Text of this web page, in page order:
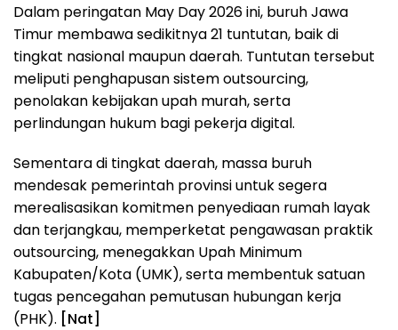
Dalam peringatan May Day 2026 ini, buruh Jawa
Timur membawa sedikitnya 21 tuntutan, baik di
tingkat nasional maupun daerah. Tuntutan tersebut
meliputi penghapusan sistem outsourcing,
penolakan kebijakan upah murah, serta
perlindungan hukum bagi pekerja digital.
Sementara di tingkat daerah, massa buruh
mendesak pemerintah provinsi untuk segera
merealisasikan komitmen penyediaan rumah layak
dan terjangkau, memperketat pengawasan praktik
outsourcing, menegakkan Upah Minimum
Kabupaten/Kota (UMK), serta membentuk satuan
tugas pencegahan pemutusan hubungan kerja
(PHK). [Nat]